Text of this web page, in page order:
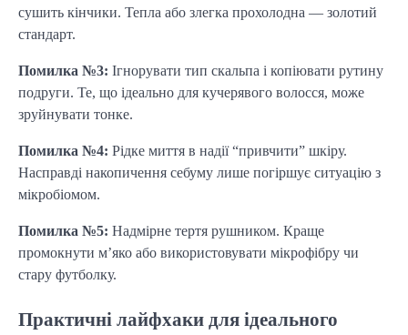
сушить кінчики. Тепла або злегка прохолодна — золотий
стандарт.
Помилка №3: Ігнорувати тип скальпа і копіювати рутину
подруги. Те, що ідеально для кучерявого волосся, може
зруйнувати тонке.
Помилка №4: Рідке миття в надії “привчити” шкіру.
Насправді накопичення себуму лише погіршує ситуацію з
мікробіомом.
Помилка №5: Надмірне тертя рушником. Краще
промокнути м’яко або використовувати мікрофібру чи
стару футболку.
Практичні лайфхаки для ідеального